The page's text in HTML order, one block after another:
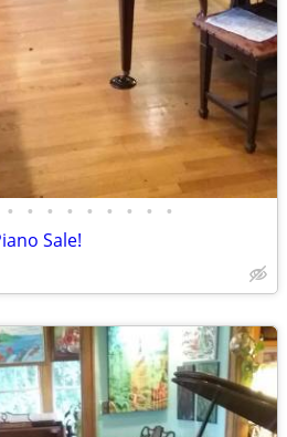
• • • • • • • • •
Sale!